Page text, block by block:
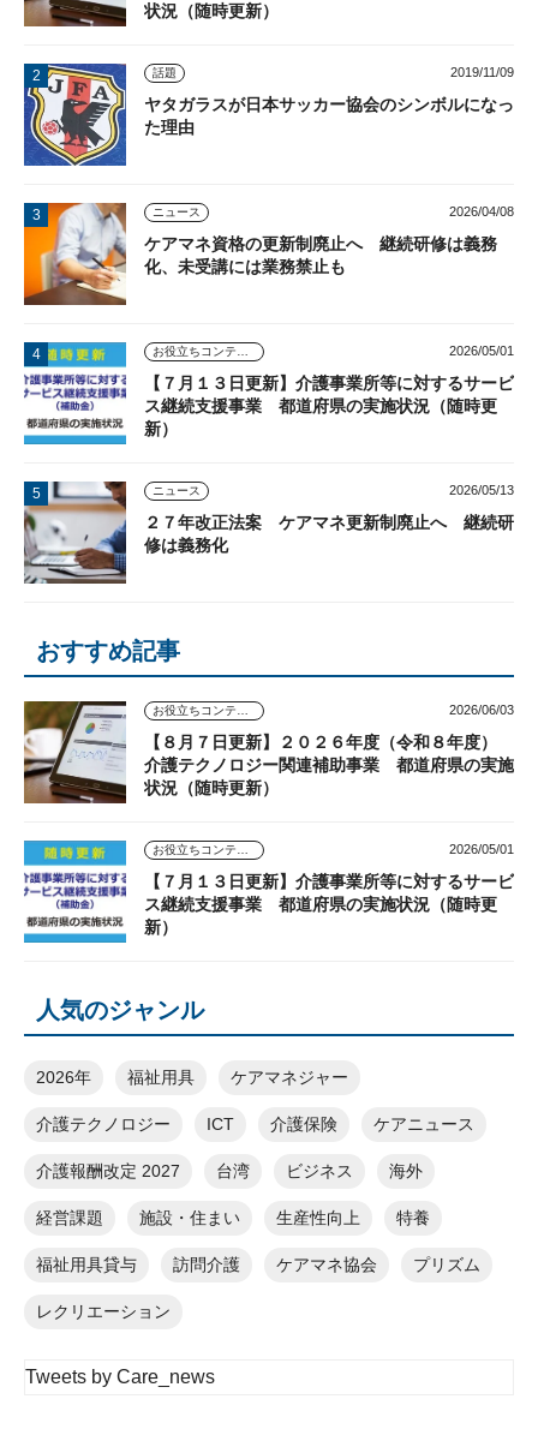
状況（随時更新）
話題 2019/11/09
ヤタガラスが日本サッカー協会のシンボルになっ
た理由
ニュース 2026/04/08
ケアマネ資格の更新制廃止へ 継続研修は義務
化、未受講には業務禁止も
お役立ちコンテンツ 2026/05/01
【７月１３日更新】介護事業所等に対するサービ
ス継続支援事業 都道府県の実施状況（随時更
新）
ニュース 2026/05/13
２７年改正法案 ケアマネ更新制廃止へ 継続研
修は義務化
おすすめ記事
お役立ちコンテンツ 2026/06/03
【８月７日更新】２０２６年度（令和８年度）
介護テクノロジー関連補助事業 都道府県の実施
状況（随時更新）
お役立ちコンテンツ 2026/05/01
【７月１３日更新】介護事業所等に対するサービ
ス継続支援事業 都道府県の実施状況（随時更
新）
人気のジャンル
2026年 福祉用具 ケアマネジャー
介護テクノロジー ICT 介護保険 ケアニュース
介護報酬改定 2027 台湾 ビジネス 海外
経営課題 施設・住まい 生産性向上 特養
福祉用具貸与 訪問介護 ケアマネ協会 プリズム
レクリエーション
Tweets by Care_news